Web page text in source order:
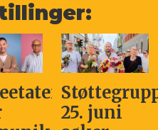
25. juni